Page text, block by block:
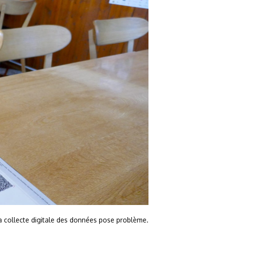
collecte digitale des données pose problème.